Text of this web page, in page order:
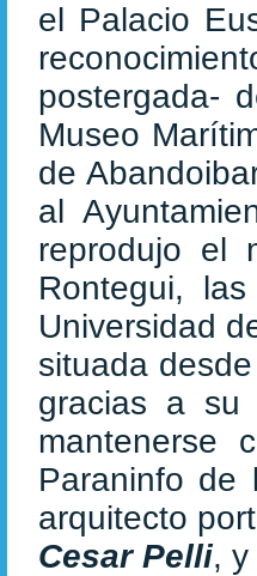
el Palacio
postergada-
Museo
de
al
reprodujo el
Rontegui,
Universidad
situada
gracias a su
mantenerse
Paraninfo de
arquitecto
Cesar Pelli, y